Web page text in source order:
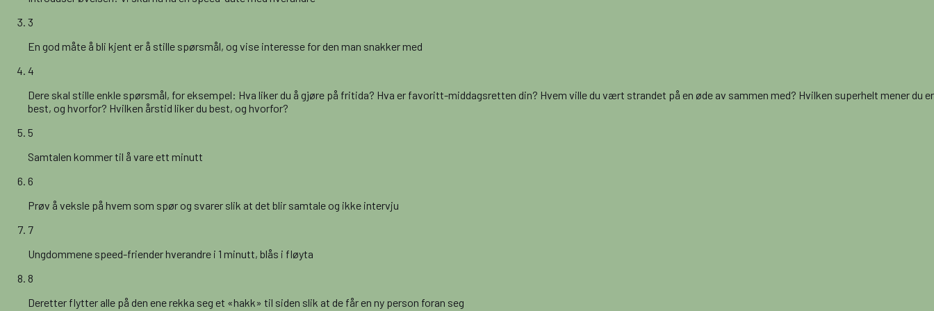
3
En god måte å bli kjent er å stille spørsmål, og vise interesse for den man snakker med
4
Dere skal stille enkle spørsmål, for eksempel: Hva liker du å gjøre på fritida? Hva er favoritt-middagsretten din? Hvem ville du vært strandet på en øde av sammen med? Hvilken superhelt mener du er
best, og hvorfor? Hvilken årstid liker du best, og hvorfor?
5
Samtalen kommer til å vare ett minutt
6
Prøv å veksle på hvem som spør og svarer slik at det blir samtale og ikke intervju
7
Ungdommene speed-friender hverandre i 1 minutt, blås i fløyta
8
Deretter flytter alle på den ene rekka seg et «hakk» til siden slik at de får en ny person foran seg